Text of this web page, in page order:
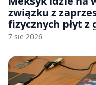
związku z
fizycznych płyt z
7 sie 2026